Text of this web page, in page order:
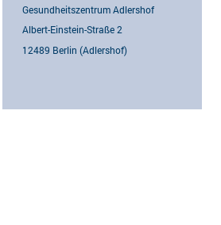
Gesundheitszentrum Adlershof
Albert-Einstein-Straße 2
12489 Berlin (Adlershof)